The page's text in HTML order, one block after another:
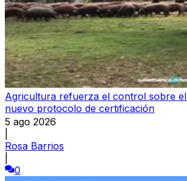
Agricultura refuerza el control sobre
nuevo protocolo de certificación
5 ago 2026
Rosa Barrios
0